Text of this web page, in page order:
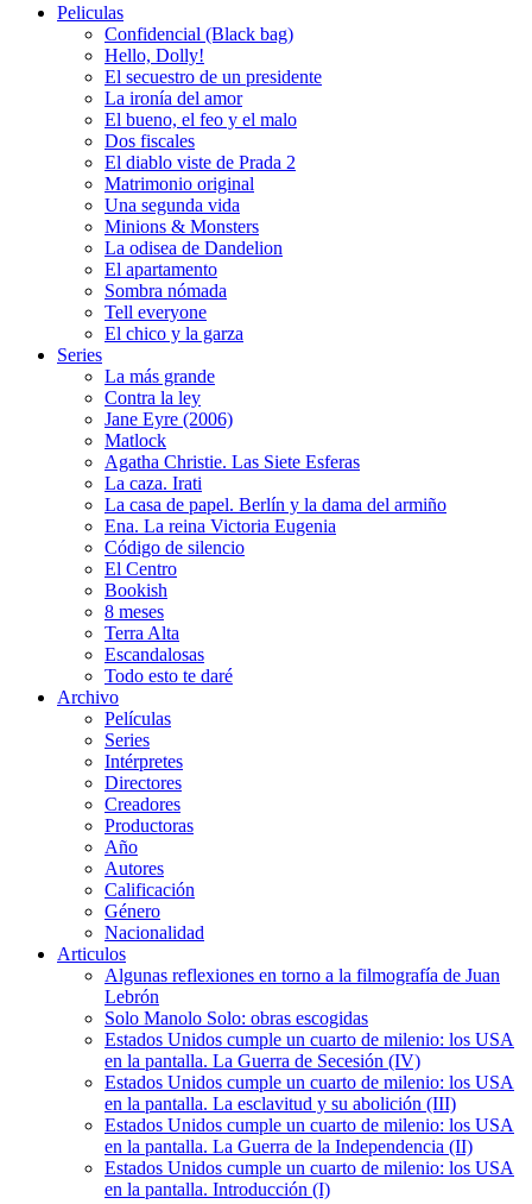
Peliculas
Confidencial (Black bag)
Hello, Dolly!
El secuestro de un presidente
La ironía del amor
El bueno, el feo y el malo
Dos fiscales
El diablo viste de Prada 2
Matrimonio original
Una segunda vida
Minions & Monsters
La odisea de Dandelion
El apartamento
Sombra nómada
Tell everyone
El chico y la garza
Series
La más grande
Contra la ley
Jane Eyre (2006)
Matlock
Agatha Christie. Las Siete Esferas
La caza. Irati
La casa de papel. Berlín y la dama del armiño
Ena. La reina Victoria Eugenia
Código de silencio
El Centro
Bookish
8 meses
Terra Alta
Escandalosas
Todo esto te daré
Archivo
Películas
Series
Intérpretes
Directores
Creadores
Productoras
Año
Autores
Calificación
Género
Nacionalidad
Articulos
Algunas reflexiones en torno a la filmografía de Juan
Lebrón
Solo Manolo Solo: obras escogidas
Estados Unidos cumple un cuarto de milenio: los USA
en la pantalla. La Guerra de Secesión (IV)
Estados Unidos cumple un cuarto de milenio: los USA
en la pantalla. La esclavitud y su abolición (III)
Estados Unidos cumple un cuarto de milenio: los USA
en la pantalla. La Guerra de la Independencia (II)
Estados Unidos cumple un cuarto de milenio: los USA
en la pantalla. Introducción (I)